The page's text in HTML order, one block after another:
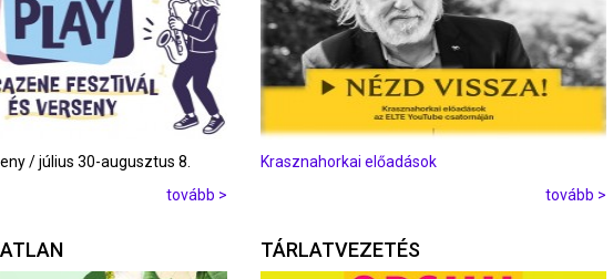
/ július 30-augusztus 8.
tovább >
Krasznahorkai előadások
tovább >
TÁRLATVEZETÉS